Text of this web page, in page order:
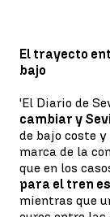
El trayecto
bajo
'El Diario de
cambiar y
de bajo coste
marca de la
que en los
para el tren
mientras que